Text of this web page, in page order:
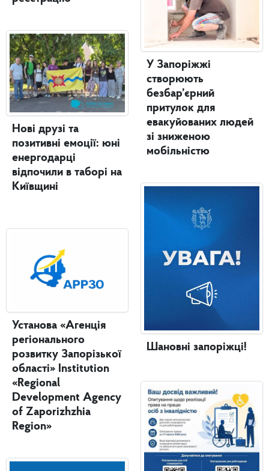
Нові друзі та
позитивні емоції: юні
енергодарці
відпочили в таборі на
Київщині
Установа «Агенція
регіонального
розвитку Запорізької
області» Institution
«Regional
Development Agency
of Zaporizhzhia
Region»
У Запоріжжі
створюють
безбар’єрний
притулок для
евакуйованих людей
зі зниженою
мобільністю
Шановні запоріжці!